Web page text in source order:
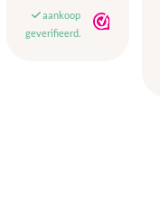
aankoop
geverifieerd.